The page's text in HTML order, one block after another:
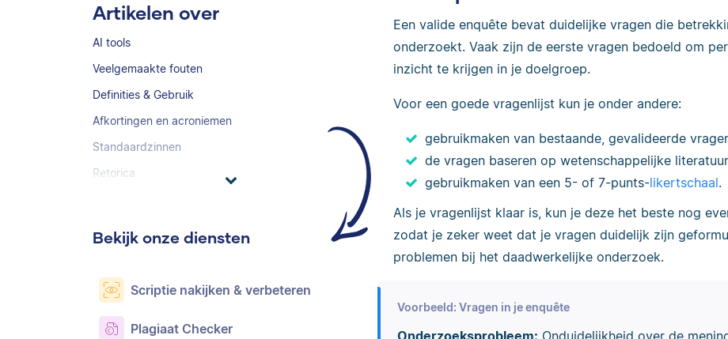
Artikelen over
AI tools
Veelgemaakte fouten
Definities & Gebruik
Afkortingen en acroniemen
Standaardzinnen
Retorica
Bekijk onze diensten
Scriptie nakijken & verbeteren
Plagiaat Checker
Een valide enquête bevat duidelijke vragen die
onderzoekt. Vaak zijn de eerste vragen bedoeld om
inzicht te krijgen in je doelgroep.
Voor een goede vragenlijst kun je onder andere:
gebruikmaken van bestaande, gevalideerde
de vragen baseren op wetenschappelijke
gebruikmaken van een 5- of 7-punts-likertschaal.
Als je vragenlijst klaar is, kun je deze het beste nog
zodat je zeker weet dat je vragen duidelijk zijn
problemen bij het daadwerkelijke onderzoek.
Voorbeeld: Vragen in je enquête
Onderzoeksprobleem: Onduidelijkheid over de